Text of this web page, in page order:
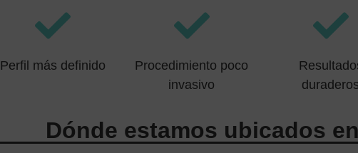
Perfil más definido
Procedimiento poco
invasivo
duraderos
Dónde estamos ubicados